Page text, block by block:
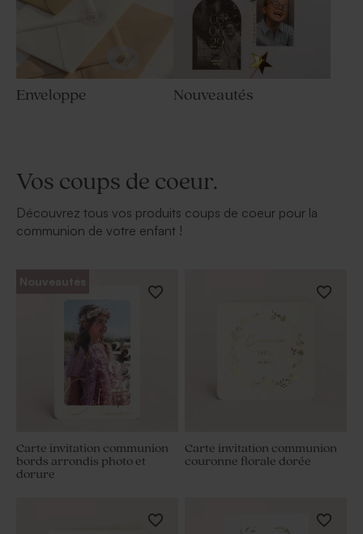
Enveloppe Nouveautés
Vos coups de coeur.
Découvrez tous vos produits coups de coeur pour la
communion de votre enfant !
Nouveautés
Carte invitation communion
bords arrondis photo et
dorure
Carte invitation communion
couronne florale dorée